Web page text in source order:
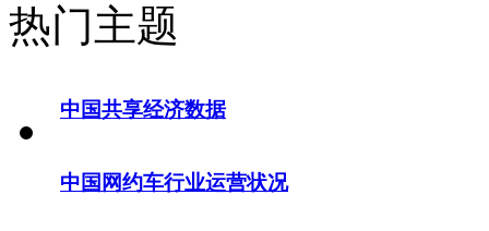
热门主题
中国共享经济数据
中国网约车行业运营状况